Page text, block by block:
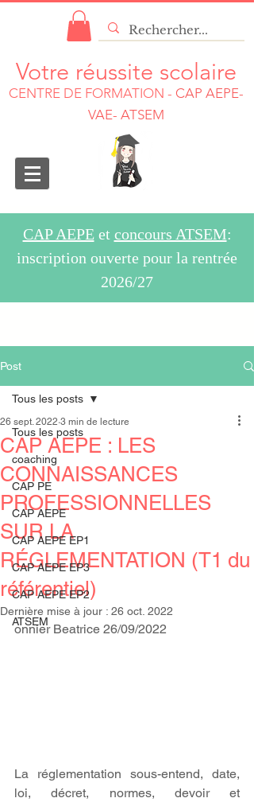
Votre réussite scolaire
CENTRE DE FORMATION - CAP AEPE-
VAE- ATSEM
CAP AEPEet concours ATSEM:
inscription ouverte pour la rentrée
2026/27
Post
Tous les posts
coaching
CAP PE
CAP AEPE
CAP AEPE EP1
CAP AEPE EP3
CAP AEPE EP2
ATSEM
Tous les posts
CAP AEPE : LES
CONNAISSANCES
PROFESSIONNELLES
SUR LA
RÉGLEMENTATION (T1 du
référentiel)
26 sept. 2022 3 min de lecture
Dernière mise à jour : 26 oct. 2022
onnier Beatrice 26/09/2022
La réglementation sous-entend, date,
loi, décret, normes, devoir et